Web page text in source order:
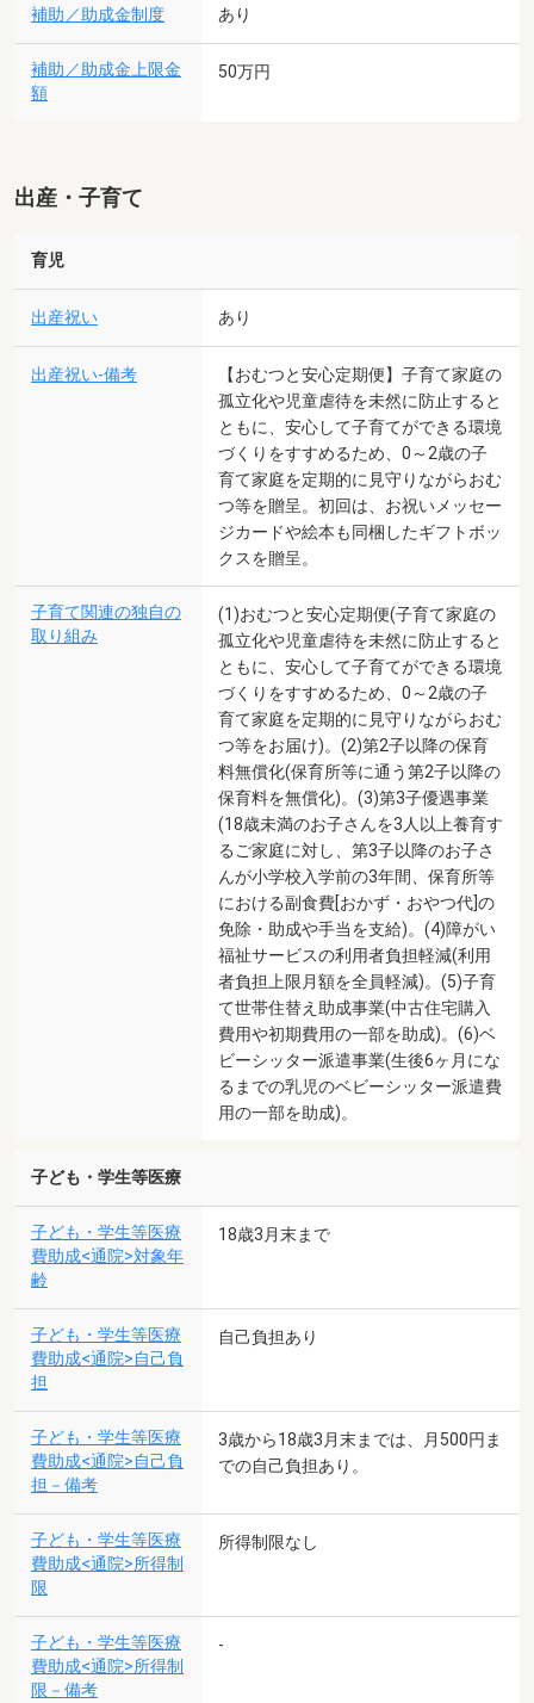
補助／助成金制度 あり
補助／助成金上限金
額
50万円
出産・子育て
育児
出産祝い あり
出産祝い-備考
【おむつと安心定期便】子育て家庭の
孤立化や児童虐待を未然に防止すると
ともに、安心して子育てができる環境
づくりをすすめるため、0～2歳の子
育て家庭を定期的に見守りながらおむ
つ等を贈呈。初回は、お祝いメッセー
ジカードや絵本も同梱したギフトボッ
クスを贈呈。
子育て関連の独自の
取り組み
(1)おむつと安心定期便(子育て家庭の
孤立化や児童虐待を未然に防止すると
ともに、安心して子育てができる環境
づくりをすすめるため、0～2歳の子
育て家庭を定期的に見守りながらおむ
つ等をお届け)。(2)第2子以降の保育
料無償化(保育所等に通う第2子以降の
保育料を無償化)。(3)第3子優遇事業
(18歳未満のお子さんを3人以上養育す
るご家庭に対し、第3子以降のお子さ
んが小学校入学前の3年間、保育所等
における副食費[おかず・おやつ代]の
免除・助成や手当を支給)。(4)障がい
福祉サービスの利用者負担軽減(利用
者負担上限月額を全員軽減)。(5)子育
て世帯住替え助成事業(中古住宅購入
費用や初期費用の一部を助成)。(6)ベ
ビーシッター派遣事業(生後6ヶ月にな
るまでの乳児のベビーシッター派遣費
用の一部を助成)。
子ども・学生等医療
子ども・学生等医療
費助成<通院>対象年
齢
18歳3月末まで
子ども・学生等医療
費助成<通院>自己負
担
自己負担あり
子ども・学生等医療
費助成<通院>自己負
担－備考
3歳から18歳3月末までは、月500円ま
での自己負担あり。
子ども・学生等医療
費助成<通院>所得制
限
所得制限なし
子ども・学生等医療
費助成<通院>所得制
限－備考
-